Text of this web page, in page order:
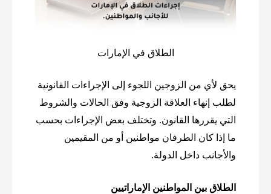
الطلاق في الإمارات
يحق لأي من الزوجين اللجوء إلى الإجراءات القانونية
لطلب إنهاء العلاقة الزوجية وفق الحالات والشروط
التي يقررها القانون. وتختلف بعض الإجراءات بحسب
ما إذا كان الطرفان مواطنين أو من المقيمين
والأجانب داخل الدولة.
الطلاق بين المواطنين الإماراتيين